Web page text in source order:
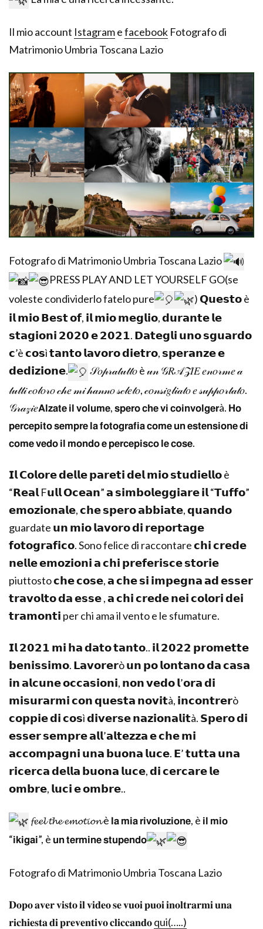
Il mio account Istagramefacebook Fotografo di
Matrimonio Umbria Toscana Lazio
Fotografo di Matrimonio Umbria Toscana Lazio
PRESS PLAY AND LET YOURSELF GO(se
voleste condividerlo fatelo pure
) 𝗤𝘂𝗲𝘀𝘁𝗼 è
𝗶𝗹 𝗺𝗶𝗼 𝗕𝗲𝘀𝘁 𝗼𝗳, 𝗶𝗹 𝗺𝗶𝗼 𝗺𝗲𝗴𝗹𝗶𝗼, 𝗱𝘂𝗿𝗮𝗻𝘁𝗲 𝗹𝗲
𝘀𝘁𝗮𝗴𝗶𝗼𝗻𝗶 𝟮𝟬𝟮𝟬 𝗲 𝟮𝟬𝟮𝟭. 𝗗𝗮𝘁𝗲𝗴𝗹𝗶 𝘂𝗻𝗼 𝘀𝗴𝘂𝗮𝗿𝗱𝗼
𝗰’è 𝗰𝗼𝘀ì 𝘁𝗮𝗻𝘁𝗼 𝗹𝗮𝘃𝗼𝗿𝗼 𝗱𝗶𝗲𝘁𝗿𝗼, 𝘀𝗽𝗲𝗿𝗮𝗻𝘇𝗲 𝗲
𝗱𝗲𝗱𝗶𝘇𝗶𝗼𝗻𝗲.
𝒮𝑜𝓅𝓇𝒶𝓉𝓊𝓉𝓉𝑜 è 𝓊𝓃 𝒢𝑅𝒜𝒵𝐼𝐸 𝑒𝓃𝑜𝓇𝓂𝑒 𝒶
𝓉𝓊𝓉𝓉𝒾 𝒸𝑜𝓁𝑜𝓇𝑜 𝒸𝒽𝑒 𝓂𝒾 𝒽𝒶𝓃𝓃𝑜 𝓈𝒸𝓁𝑒𝓉𝑜, 𝒸𝑜𝓃𝓈𝒾𝑔𝓁𝒾𝒶𝓉𝑜 𝑒 𝓈𝓊𝓅𝓅𝑜𝓇𝓉𝒶𝓉𝑜.
𝒢𝓇𝒶𝓏𝒾𝑒𝗔𝗹𝘇𝗮𝘁𝗲 𝗶𝗹 𝘃𝗼𝗹𝘂𝗺𝗲, 𝘀𝗽𝗲𝗿𝗼 𝗰𝗵𝗲 𝘃𝗶 𝗰𝗼𝗶𝗻𝘃𝗼𝗹𝗴𝗲𝗿à. 𝗛𝗼
𝗽𝗲𝗿𝗰𝗲𝗽𝗶𝘁𝗼 𝘀𝗲𝗺𝗽𝗿𝗲 𝗹𝗮 𝗳𝗼𝘁𝗼𝗴𝗿𝗮𝗳𝗶𝗮 𝗰𝗼𝗺𝗲 𝘂𝗻 𝗲𝘀𝘁𝗲𝗻𝘀𝗶𝗼𝗻𝗲 𝗱𝗶
𝗰𝗼𝗺𝗲 𝘃𝗲𝗱𝗼 𝗶𝗹 𝗺𝗼𝗻𝗱𝗼 𝗲 𝗽𝗲𝗿𝗰𝗲𝗽𝗶𝘀𝗰𝗼 𝗹𝗲 𝗰𝗼𝘀𝗲.
𝗜𝗹 𝗖𝗼𝗹𝗼𝗿𝗲 𝗱𝗲𝗹𝗹𝗲 𝗽𝗮𝗿𝗲𝘁𝗶 𝗱𝗲𝗹 𝗺𝗶𝗼 𝘀𝘁𝘂𝗱𝗶𝗲𝗹𝗹𝗼 è
“𝗥𝗲𝗮𝗹 F𝘂𝗹𝗹 𝗢𝗰𝗲𝗮𝗻” 𝗮 𝘀𝗶𝗺𝗯𝗼𝗹𝗲𝗴𝗴𝗶𝗮𝗿𝗲 𝗶𝗹 “𝗧𝘂𝗳𝗳𝗼”
𝗲𝗺𝗼𝘇𝗶𝗼𝗻𝗮𝗹𝗲, 𝗰𝗵𝗲 𝘀𝗽𝗲𝗿𝗼 𝗮𝗯𝗯𝗶𝗮𝘁𝗲, 𝗾𝘂𝗮𝗻𝗱𝗼
guardate 𝘂𝗻 𝗺𝗶𝗼 𝗹𝗮𝘃𝗼𝗿𝗼 𝗱𝗶 𝗿𝗲𝗽𝗼𝗿𝘁𝗮𝗴𝗲
𝗳𝗼𝘁𝗼𝗴𝗿𝗮𝗳𝗶𝗰𝗼. Sono felice di raccontare 𝗰𝗵𝗶 𝗰𝗿𝗲𝗱𝗲
𝗻𝗲𝗹𝗹𝗲 𝗲𝗺𝗼𝘇𝗶𝗼𝗻𝗶 𝗮 𝗰𝗵𝗶 𝗽𝗿𝗲𝗳𝗲𝗿𝗶𝘀𝗰𝗲 𝘀𝘁𝗼𝗿𝗶𝗲
piuttosto 𝗰𝗵𝗲 𝗰𝗼𝘀𝗲, 𝗮 𝗰𝗵𝗲 𝘀𝗶 𝗶𝗺𝗽𝗲𝗴𝗻𝗮 𝗮𝗱 𝗲𝘀𝘀𝗲𝗿
𝘁𝗿𝗮𝘃𝗼𝗹𝘁𝗼 𝗱𝗮 𝗲𝘀𝘀𝗲 , 𝗮 𝗰𝗵𝗶 𝗰𝗿𝗲𝗱𝗲 𝗻𝗲𝗶 𝗰𝗼𝗹𝗼𝗿𝗶 𝗱𝗲𝗶
𝘁𝗿𝗮𝗺𝗼𝗻𝘁𝗶 per chi ama il vento e le sfumature.
𝗜𝗹 𝟮𝟬𝟮𝟭 𝗺𝗶 𝗵𝗮 𝗱𝗮𝘁𝗼 𝘁𝗮𝗻𝘁𝗼.. 𝗶𝗹 𝟮𝟬𝟮𝟮 𝗽𝗿𝗼𝗺𝗲𝘁𝘁𝗲
𝗯𝗲𝗻𝗶𝘀𝘀𝗶𝗺𝗼. 𝗟𝗮𝘃𝗼𝗿𝗲𝗿ò 𝘂𝗻 𝗽𝗼 𝗹𝗼𝗻𝘁𝗮𝗻𝗼 𝗱𝗮 𝗰𝗮𝘀𝗮
𝗶𝗻 𝗮𝗹𝗰𝘂𝗻𝗲 𝗼𝗰𝗰𝗮𝘀𝗶𝗼𝗻𝗶, 𝗻𝗼𝗻 𝘃𝗲𝗱𝗼 𝗹’𝗼𝗿𝗮 𝗱𝗶
𝗺𝗶𝘀𝘂𝗿𝗮𝗿𝗺𝗶 𝗰𝗼𝗻 𝗾𝘂𝗲𝘀𝘁𝗮 𝗻𝗼𝘃𝗶𝘁à, 𝗶𝗻𝗰𝗼𝗻𝘁𝗿𝗲𝗿ò
𝗰𝗼𝗽𝗽𝗶𝗲 𝗱𝗶 𝗰𝗼𝘀ì 𝗱𝗶𝘃𝗲𝗿𝘀𝗲 𝗻𝗮𝘇𝗶𝗼𝗻𝗮𝗹𝗶𝘁à. 𝗦𝗽𝗲𝗿𝗼 𝗱𝗶
𝗲𝘀𝘀𝗲𝗿 𝘀𝗲𝗺𝗽𝗿𝗲 𝗮𝗹𝗹’𝗮𝗹𝘁𝗲𝘇𝘇𝗮 𝗲 𝗰𝗵𝗲 𝗺𝗶
𝗮𝗰𝗰𝗼𝗺𝗽𝗮𝗴𝗻𝗶 𝘂𝗻𝗮 𝗯𝘂𝗼𝗻𝗮 𝗹𝘂𝗰𝗲. 𝗘’ 𝘁𝘂𝘁𝘁𝗮 𝘂𝗻𝗮
𝗿𝗶𝗰𝗲𝗿𝗰𝗮 𝗱𝗲𝗹𝗹𝗮 𝗯𝘂𝗼𝗻𝗮 𝗹𝘂𝗰𝗲, 𝗱𝗶 𝗰𝗲𝗿𝗰𝗮𝗿𝗲 𝗹𝗲
𝗼𝗺𝗯𝗿𝗲, 𝗹𝘂𝗰𝗶 𝗲 𝗼𝗺𝗯𝗿𝗲..
𝓯𝓮𝓮𝓵 𝓽𝓱𝓮 𝓮𝓶𝓸𝓽𝓲𝓸𝓷 è 𝗹𝗮 𝗺𝗶𝗮 𝗿𝗶𝘃𝗼𝗹𝘂𝘇𝗶𝗼𝗻𝗲, è 𝗶𝗹 𝗺𝗶𝗼
“𝗶𝗸𝗶𝗴𝗮𝗶”, è 𝘂𝗻 𝘁𝗲𝗿𝗺𝗶𝗻𝗲 𝘀𝘁𝘂𝗽𝗲𝗻𝗱𝗼
Fotografo di Matrimonio Umbria Toscana Lazio
𝐃𝐨𝐩𝐨 𝐚𝐯𝐞𝐫 𝐯𝐢𝐬𝐭𝐨 𝐢𝐥 𝐯𝐢𝐝𝐞𝐨 𝐬𝐞 𝐯𝐮𝐨𝐢 𝐩𝐮𝐨𝐢 𝐢𝐧𝐨𝐥𝐭𝐫𝐚𝐫𝐦𝐢 𝐮𝐧𝐚
𝐫𝐢𝐜𝐡𝐢𝐞𝐬𝐭𝐚 𝐝𝐢 𝐩𝐫𝐞𝐯𝐞𝐧𝐭𝐢𝐯𝐨 𝐜𝐥𝐢𝐜𝐜𝐚𝐧𝐝𝐨qui(…..)